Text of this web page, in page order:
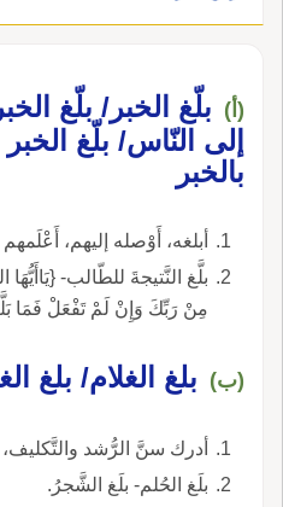
على السِّيَة حيث انتهى طرَفُ
كالتَّوْدِيةِ والتَّنْهِيةِ ليس
(أ) بلّغ الخبر/ بلّغ الخبر
إلى النّاس/ بلّغ
بالخبر
أبلغه، أَوْصله إليهم، أَعْلَمهم
بلَّغ النَّتيجةَ للطّالب-
مِنْ رَبِّكَ وَإِنْ لَمْ تَفْعَلْ فَمَا
(ب) بلغ الغلام/ بلغ
أدرك سنَّ الرُّشد
بلَغ الحُلم- بلَغ الشَّجرُ.